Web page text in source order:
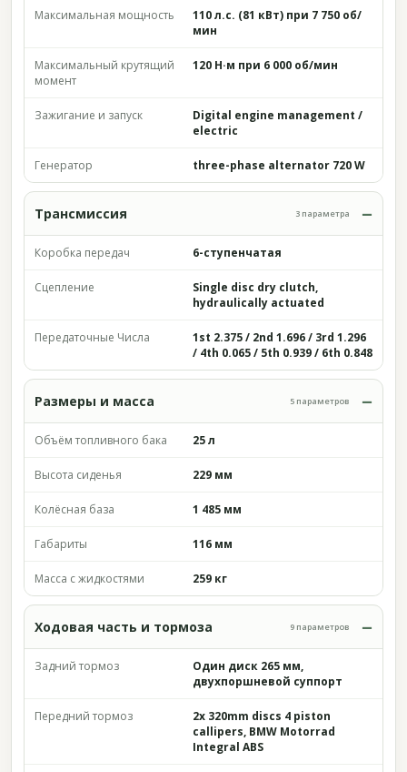
Максимальная мощность
110 л.с. (81 кВт) при 7 750 об/
мин
Максимальный крутящий
момент
120 Н·м при 6 000 об/мин
Зажигание и запуск
Digital engine management /
electric
Генератор three-phase alternator 720 W
Трансмиссия 3 параметра
Коробка передач 6-ступенчатая
Сцепление
Single disc dry clutch,
hydraulically actuated
Передаточные Числа
1st 2.375 / 2nd 1.696 / 3rd 1.296
/ 4th 0.065 / 5th 0.939 / 6th 0.848
Размеры и масса 5 параметров
Объём топливного бака 25 л
Высота сиденья 229 мм
Колёсная база 1 485 мм
Габариты 116 мм
Масса с жидкостями 259 кг
Ходовая часть и тормоза 9 параметров
Задний тормоз
Один диск 265 мм,
двухпоршневой суппорт
Передний тормоз
2x 320mm discs 4 piston
callipers, BMW Motorrad
Integral ABS